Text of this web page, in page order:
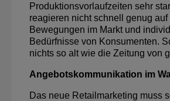
Produktionsvorlaufzeiten sehr
reagieren nicht schnell genug auf
Bewegungen im Markt und
Bedürfnisse von Konsumenten.
nichts so alt wie die Zeitung von
Angebotskommunikation im
Das neue Retailmarketing muss